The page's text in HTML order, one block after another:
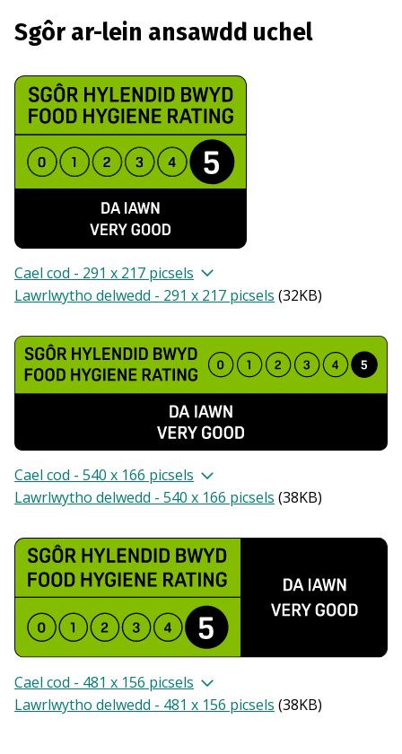
Sgôr ar-lein ansawdd uchel
Cael cod - 291 x 217 picsels
Lawrlwytho delwedd - 291 x 217 picsels (32KB)
Cael cod - 540 x 166 picsels
Lawrlwytho delwedd - 540 x 166 picsels (38KB)
Cael cod - 481 x 156 picsels
Lawrlwytho delwedd - 481 x 156 picsels (38KB)